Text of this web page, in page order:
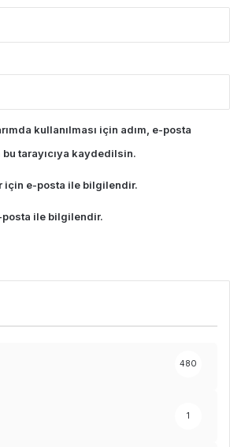
kullanılması için adım, e-posta
tarayıcıya kaydedilsin.
için e-posta ile bilgilendir.
posta ile bilgilendir.
480
1